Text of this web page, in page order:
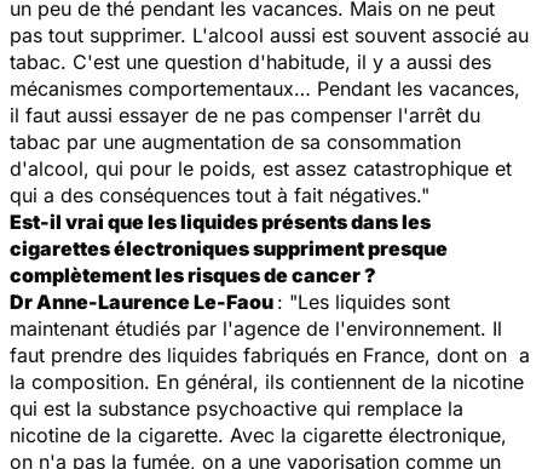
un peu de thé pendant les vacances. Mais on ne peut
pas tout supprimer. L'alcool aussi est souvent associé au
tabac. C'est une question d'habitude, il y a aussi des
mécanismes comportementaux… Pendant les vacances,
il faut aussi essayer de ne pas compenser l'arrêt du
tabac par une augmentation de sa consommation
d'alcool, qui pour le poids, est assez catastrophique et
qui a des conséquences tout à fait négatives."
Est-il vrai que les liquides présents dans les
cigarettes électroniques suppriment presque
complètement les risques de cancer ?
Dr Anne-Laurence Le-Faou : "Les liquides sont
maintenant étudiés par l'agence de l'environnement. Il
faut prendre des liquides fabriqués en France, dont on a
la composition. En général, ils contiennent de la nicotine
qui est la substance psychoactive qui remplace la
nicotine de la cigarette. Avec la cigarette électronique,
on n'a pas la fumée, on a une vaporisation comme un